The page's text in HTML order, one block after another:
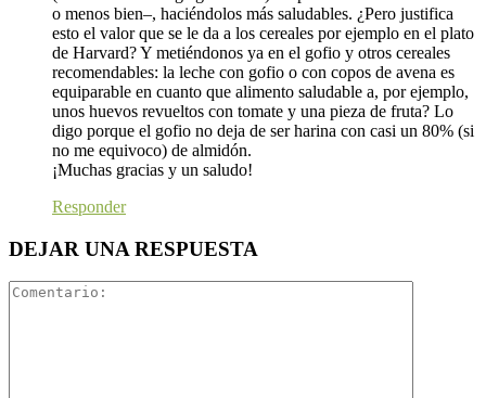
o menos bien–, haciéndolos más saludables. ¿Pero justifica
esto el valor que se le da a los cereales por ejemplo en el plato
de Harvard? Y metiéndonos ya en el gofio y otros cereales
recomendables: la leche con gofio o con copos de avena es
equiparable en cuanto que alimento saludable a, por ejemplo,
unos huevos revueltos con tomate y una pieza de fruta? Lo
digo porque el gofio no deja de ser harina con casi un 80% (si
no me equivoco) de almidón.
¡Muchas gracias y un saludo!
Responder
DEJAR UNA RESPUESTA